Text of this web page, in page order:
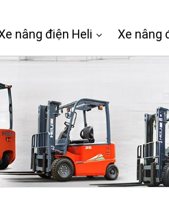
nâng điện Heli Xe nâng